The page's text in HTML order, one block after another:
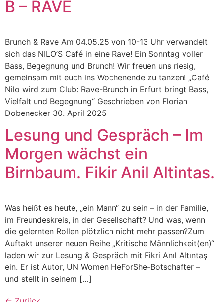
B – RAVE
Brunch & Rave Am 04.05.25 von 10-13 Uhr verwandelt
sich das NILO’S Café in eine Rave! Ein Sonntag voller
Bass, Begegnung und Brunch! Wir freuen uns riesig,
gemeinsam mit euch ins Wochenende zu tanzen! „Café
Nilo wird zum Club: Rave-Brunch in Erfurt bringt Bass,
Vielfalt und Begegnung“ Geschrieben von Florian
Dobenecker 30. April 2025
Lesung und Gespräch – Im
Morgen wächst ein
Birnbaum. Fikir Anil Altintas.
Was heißt es heute, „ein Mann“ zu sein – in der Familie,
im Freundeskreis, in der Gesellschaft? Und was, wenn
die gelernten Rollen plötzlich nicht mehr passen?Zum
Auftakt unserer neuen Reihe „Kritische Männlichkeit(en)“
laden wir zur Lesung & Gespräch mit Fikri Anıl Altıntaş
ein. Er ist Autor, UN Women HeForShe-Botschafter –
und stellt in seinem […]